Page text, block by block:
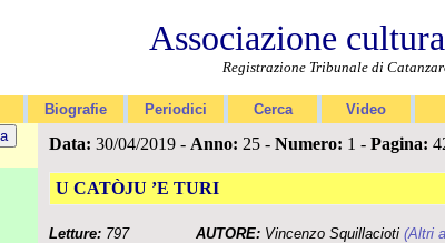
Associazione
Registrazione Tribunale di
Biografie Periodici Cerca Video
Data: 30/04/2019 - Anno: 25 - Numero: 1 - Pagina:
U CATÒJU ’E TURI
Letture: 797 AUTORE: Vincenzo Squillacioti (Altri